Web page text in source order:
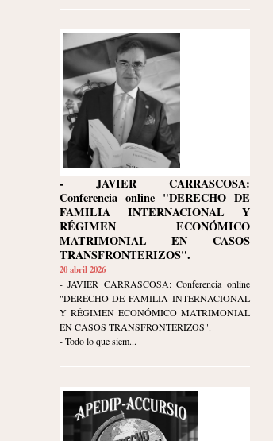
- JAVIER CARRASCOSA:
Conferencia online "DERECHO DE
FAMILIA INTERNACIONAL Y
RÉGIMEN ECONÓMICO
MATRIMONIAL EN CASOS
TRANSFRONTERIZOS".
20 abril 2026
- JAVIER CARRASCOSA: Conferencia online
"DERECHO DE FAMILIA INTERNACIONAL
Y RÉGIMEN ECONÓMICO MATRIMONIAL
EN CASOS TRANSFRONTERIZOS".
- Todo lo que siem...